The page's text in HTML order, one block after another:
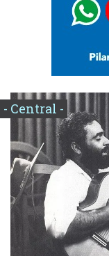
- Central -